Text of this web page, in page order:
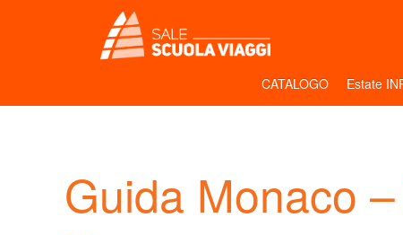
CATALOGO Estate
Guida Monaco